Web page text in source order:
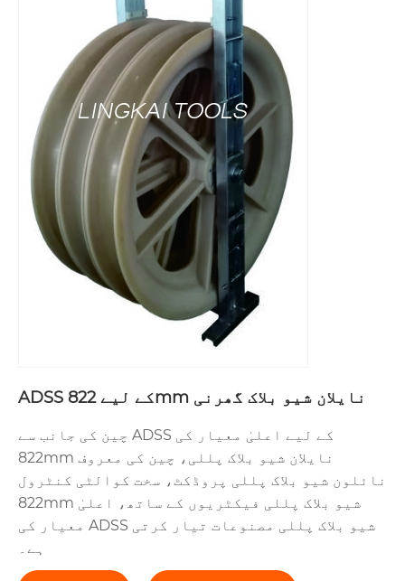
ADSS کے لیے 822mm نایلان شیو بلاک گھرنی
چین کی جانب سے ADSS کے لیے اعلیٰ معیار کی
822mm نایلان شیو بلاک پللی، چین کی معروف
نائلون شیو بلاک پللی پروڈکٹ، سخت کوالٹی کنٹرول
822mm شیو بلاک پللی فیکٹریوں کے ساتھ، اعلیٰ
معیار کی ADSS شیو بلاک پللی مصنوعات تیار کرتی
ہے۔